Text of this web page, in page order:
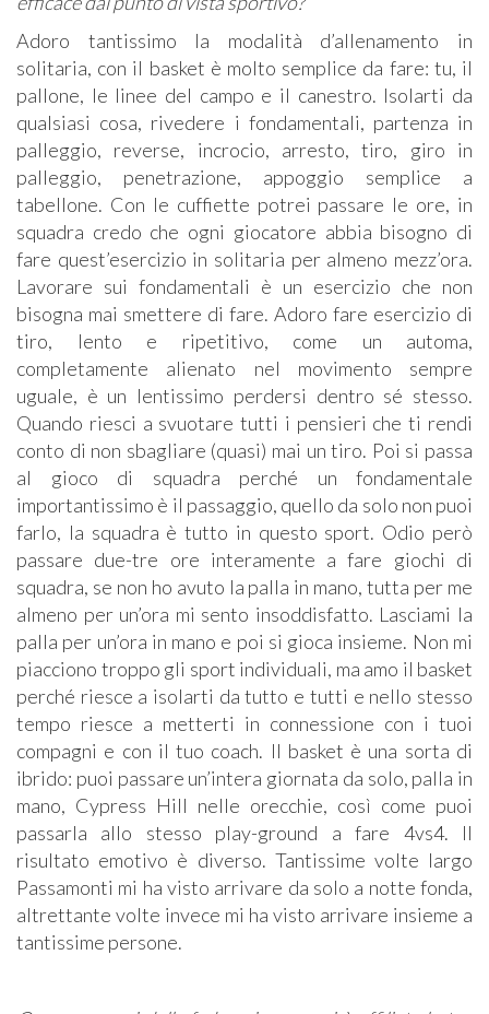
Adoro tantissimo la modalità d’allenamento in
solitaria, con il basket è molto semplice da fare: tu, il
pallone, le linee del campo e il canestro. Isolarti da
qualsiasi cosa, rivedere i fondamentali, partenza in
palleggio, reverse, incrocio, arresto, tiro, giro in
palleggio, penetrazione, appoggio semplice a
tabellone. Con le cuffiette potrei passare le ore, in
squadra credo che ogni giocatore abbia bisogno di
fare quest’esercizio in solitaria per almeno mezz’ora.
Lavorare sui fondamentali è un esercizio che non
bisogna mai smettere di fare. Adoro fare esercizio di
tiro, lento e ripetitivo, come un automa,
completamente alienato nel movimento sempre
uguale, è un lentissimo perdersi dentro sé stesso.
Quando riesci a svuotare tutti i pensieri che ti rendi
conto di non sbagliare (quasi) mai un tiro. Poi si passa
al gioco di squadra perché un fondamentale
importantissimo è il passaggio, quello da solo non puoi
farlo, la squadra è tutto in questo sport. Odio però
passare due-tre ore interamente a fare giochi di
squadra, se non ho avuto la palla in mano, tutta per me
almeno per un’ora mi sento insoddisfatto. Lasciami la
palla per un’ora in mano e poi si gioca insieme. Non mi
piacciono troppo gli sport individuali, ma amo il basket
perché riesce a isolarti da tutto e tutti e nello stesso
tempo riesce a metterti in connessione con i tuoi
compagni e con il tuo coach. Il basket è una sorta di
ibrido: puoi passare un’intera giornata da solo, palla in
mano, Cypress Hill nelle orecchie, così come puoi
passarla allo stesso play-ground a fare 4vs4. Il
risultato emotivo è diverso. Tantissime volte largo
Passamonti mi ha visto arrivare da solo a notte fonda,
altrettante volte invece mi ha visto arrivare insieme a
tantissime persone.